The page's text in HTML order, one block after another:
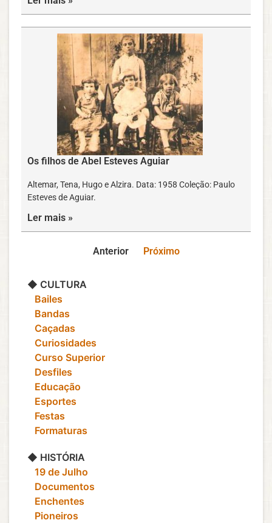
Os filhos de Abel Esteves Aguiar
Altemar, Tena, Hugo e Alzira. Data: 1958 Coleção: Paulo
Esteves de Aguiar.
Ler mais »
Anterior Próximo
◆ CULTURA
‎ ‎ ‎ Bailes
‎ ‎ ‎ Bandas
‎ ‎ ‎ Caçadas
‎ ‎ ‎ Curiosidades
‎ ‎ ‎ Curso Superior
‎ ‎ ‎ Desfiles
‎ ‎ ‎ Educação
‎ ‎ ‎ Esportes
‎ ‎ ‎ Festas
‎ ‎ ‎ Formaturas
◆ HISTÓRIA
‎ ‎ ‎ 19 de Julho
‎ ‎ ‎ Documentos
‎ ‎ ‎ Enchentes
‎ ‎ ‎ Pioneiros